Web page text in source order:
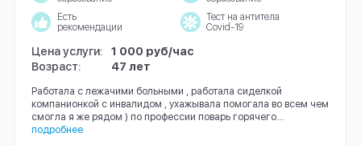
Есть
рекомендации
Тест на антитела
Covid-19
Цена услуги:
1 000 руб/час
Возраст:
47 лет
Работала с лежачими больными , работала сиделкой
компанионкой с инвалидом , ухажывала помогала во всем чем
смогла я же рядом ) по профессии поварь горячего...
подробнее